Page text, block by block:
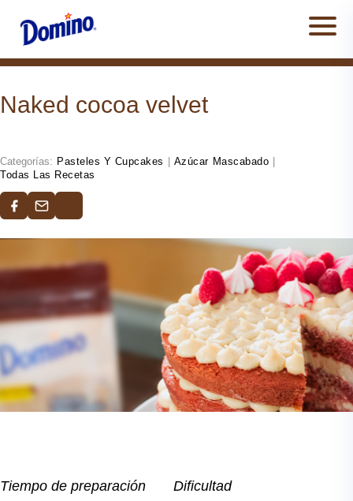
Naked cocoa velvet
Categorías: Pasteles Y Cupcakes Azúcar Mascabado
Todas Las Recetas
Tiempo de preparación Dificultad